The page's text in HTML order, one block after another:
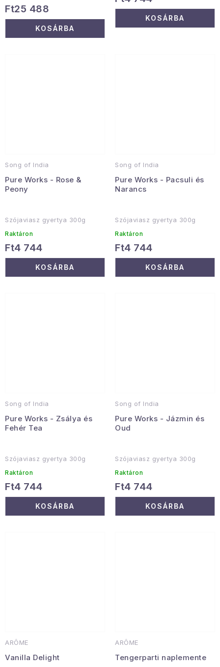
Ft25 488
KOSÁRBA
KOSÁRBA
Song of India
Pure Works - Rose &
Peony
Szójaviasz gyertya 300g
Raktáron
Ft4 744
KOSÁRBA
Song of India
Pure Works - Pacsuli és
Narancs
Szójaviasz gyertya 300g
Raktáron
Ft4 744
KOSÁRBA
Song of India
Pure Works - Zsálya és
Fehér Tea
Szójaviasz gyertya 300g
Raktáron
Ft4 744
KOSÁRBA
Song of India
Pure Works - Jázmin és
Oud
Szójaviasz gyertya 300g
Raktáron
Ft4 744
KOSÁRBA
ARÔME
Vanilla Delight
ARÔME
Tengerparti naplemente